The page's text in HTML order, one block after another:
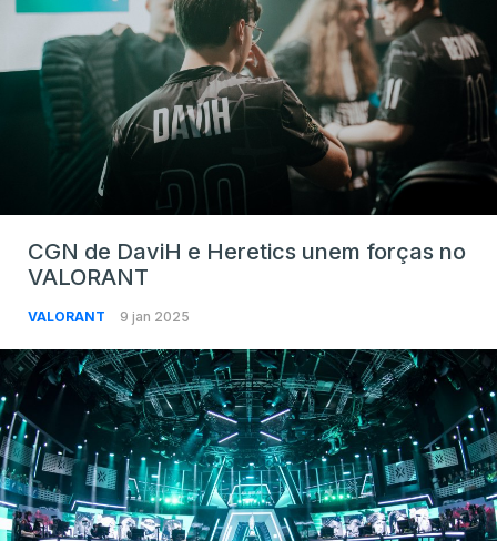
CGN de DaviH e Heretics unem forças no
VALORANT
VALORANT 9 jan 2025